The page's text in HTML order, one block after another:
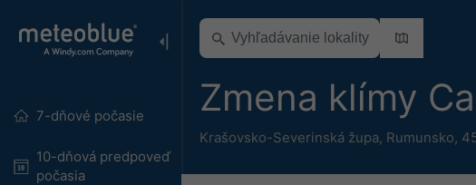
7-dňové počasie
10-dňová predpoveď
počasia
Zmena klímy
Krašovsko-Severinská župa, Rumunsko,